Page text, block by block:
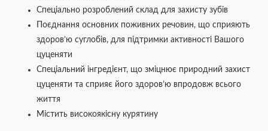
Спеціально розроблений склад для захисту зубів
Поєднання основних поживних речовин, що сприяють
здоров’ю суглобів, для підтримки активності Вашого
цуценяти
Спеціальний інгредієнт, що зміцнює природний захист
цуценяти та сприяє його здоров’ю впродовж всього
життя
Містить високоякісну курятину